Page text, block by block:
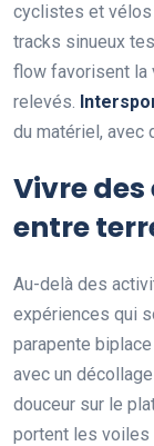
cyclistes et vélos
tracks sinueux
flow favorisent la
relevés.
du matériel, avec
Vivre
entre
Au-delà des
expériences qui
parapente
avec un
douceur sur le
portent les voiles